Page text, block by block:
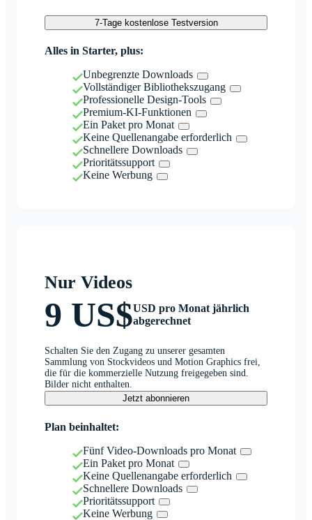
7-Tage kostenlose Testversion
Alles in Starter, plus:
Unbegrenzte Downloads
Vollständiger Bibliothekszugang
Professionelle Design-Tools
Premium-KI-Funktionen
Ein Paket pro Monat
Keine Quellenangabe erforderlich
Schnellere Downloads
Prioritätssupport
Keine Werbung
Nur Videos
9 US$USD pro Monat jährlich
abgerechnet
Schalten Sie den Zugang zu unserer gesamten
Sammlung von Stockvideos und Motion Graphics frei,
die für die kommerzielle Nutzung freigegeben sind.
Bilder nicht enthalten.
Jetzt abonnieren
Plan beinhaltet:
Fünf Video-Downloads pro Monat
Ein Paket pro Monat
Keine Quellenangabe erforderlich
Schnellere Downloads
Prioritätssupport
Keine Werbung